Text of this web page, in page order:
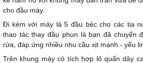
cho đầu máy.
Đi kèm với máy là 5 đầu béc cho các tia
thao tác thay đầu phun là bạn đã chuyển
rửa, đáp ứng nhiều nhu cầu xịt mạnh - yếu
Trên khung máy có tích hợp lô quấn dây